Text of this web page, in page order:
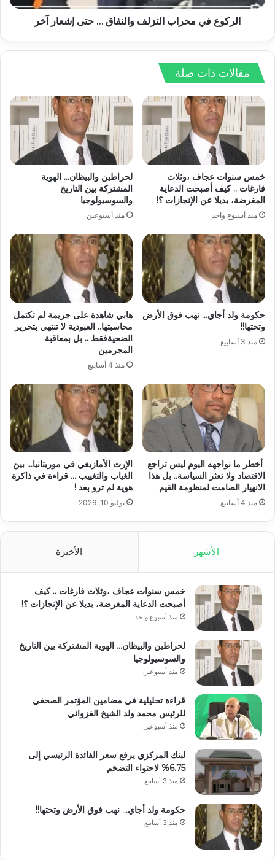
الركوع في محراب التزلف والنفاق … حتى إشعار آخر
مقالات ذات صلة
خمس سنوات عجاف ،وثلاث
فارغات .. كيف أصبحت الدعاية
المغرضة، بديلا عن الإنجازات ؟!
منذ أسبوع واحد
لحراطين والبيظان… الهوية
المشتركة بين التاريخ
والسوسيولوجيا
منذ أسبوعين
حكومة ولد أجاي… نهب فوق الأرض
وتحتها!!
منذ 3 أسابيع
هابي شاهدة على جريمة لم تكتمل
محاسبتها.. العبودية لا تنتهي بتحرير
الضحيةفقط .. بل بمعاقبة
المجرمين
منذ 4 أسابيع
أخطر ما نواجهه اليوم ليس تراجع
الاقتصاد ولا تعثر السياسة.. بل هذا
الانهيار الصامت لمنظومة القيم
منذ 4 أسابيع
الإرث الأمازيغي في موريتانيا… بين
الغياب والتغييب … قراءة في ذاكرة
هوية لم ترو بعد !
يوليو 10, 2026
الأشهر الأخيرة
خمس سنوات عجاف ،وثلاث فارغات .. كيف
أصبحت الدعاية المغرضة، بديلا عن الإنجازات ؟!
منذ أسبوع واحد
لحراطين والبيظان… الهوية المشتركة بين التاريخ
والسوسيولوجيا
منذ أسبوعين
قراءة تحليلية في مضامين المؤتمر الصحفي
للرئيس محمد ولد الشيخ الغزواني
منذ أسبوعين
لبنك المركزي يرفع سعر الفائدة الرئيسي إلى
6.75% لاحتواء التضخم
منذ 3 أسابيع
حكومة ولد أجاي… نهب فوق الأرض وتحتها!!
منذ 3 أسابيع